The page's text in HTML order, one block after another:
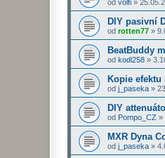
od volfi »
DIY pasivní
od rotten77 »
BeatBuddy
od kodl258 »
Kopie efektu
od j_paseka »
DIY
od Pompo_CZ »
MXR Dyna
od j_paseka »